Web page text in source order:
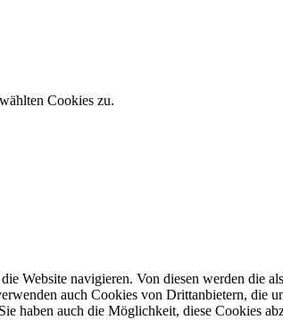
Cookies zu.
Website navigieren. Von diesen werden die
auch Cookies von Drittanbietern, die
haben auch die Möglichkeit, diese Cookies